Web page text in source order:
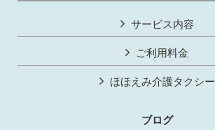
サービス内容
ご利用料金
ほほえみ介護タクシー
ブログ